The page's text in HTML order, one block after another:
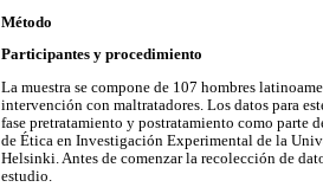
Método
Participantes y procedimiento
La muestra se compone de 107 hombres
intervención con maltratadores. Los datos para
fase pretratamiento y postratamiento como
de Ética en Investigación Experimental de la
Helsinki. Antes de comenzar la recolección de
estudio.